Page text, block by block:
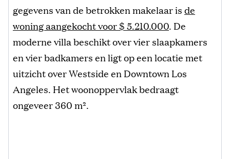
gegevens van de betrokken makelaar isde
woning aangekocht voor $ 5.210.000. De
moderne villa beschikt over vier slaapkamers
en vier badkamers en ligt op een locatie met
uitzicht over Westside en Downtown Los
Angeles. Het woonoppervlak bedraagt
ongeveer 360 m².